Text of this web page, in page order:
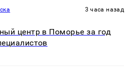
3 часа назад
центр в Поморье за год